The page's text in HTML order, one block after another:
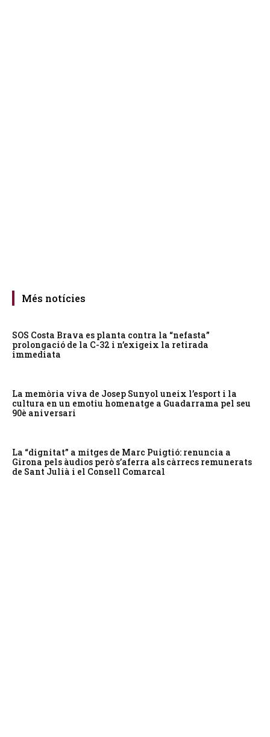
Més notícies
SOS Costa Brava es planta contra la “nefasta”
prolongació de la C-32 i n’exigeix la retirada
immediata
La memòria viva de Josep Sunyol uneix l’esport i la
cultura en un emotiu homenatge a Guadarrama pel seu
90è aniversari
La “dignitat” a mitges de Marc Puigtió: renuncia a
Girona pels àudios però s’aferra als càrrecs remunerats
de Sant Julià i el Consell Comarcal